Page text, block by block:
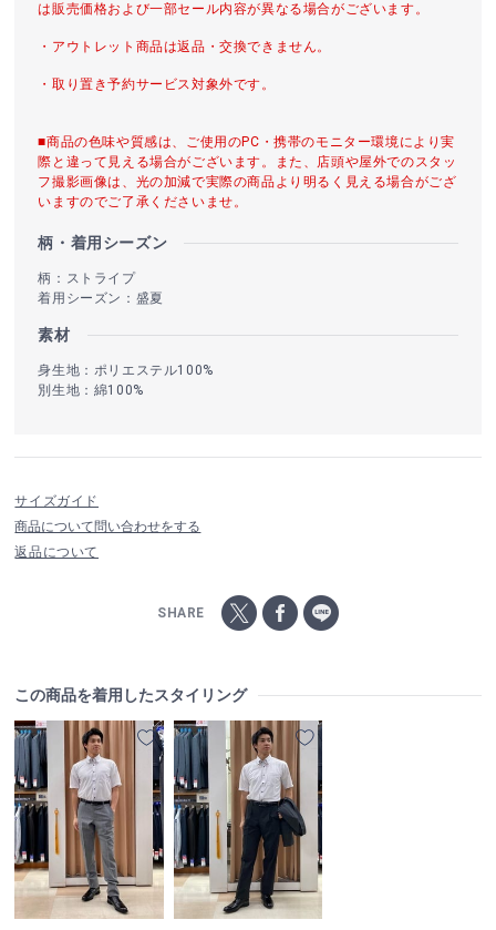
は販売価格および一部セール内容が異なる場合がございます。
・アウトレット商品は返品・交換できません。
・取り置き予約サービス対象外です。
■商品の色味や質感は、ご使用のPC・携帯のモニター環境により実
際と違って見える場合がございます。また、店頭や屋外でのスタッ
フ撮影画像は、光の加減で実際の商品より明るく見える場合がござ
いますのでご了承くださいませ。
柄・着用シーズン
柄：ストライプ
着用シーズン：盛夏
素材
身生地：ポリエステル100%
別生地：綿100%
サイズガイド
商品について問い合わせをする
返品について
SHARE
この商品を着用したスタイリング